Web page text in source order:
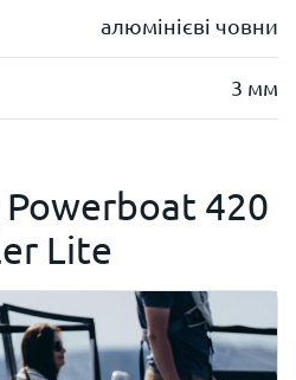
алюмінієві човни
3 мм
Powerboat 420
Lite